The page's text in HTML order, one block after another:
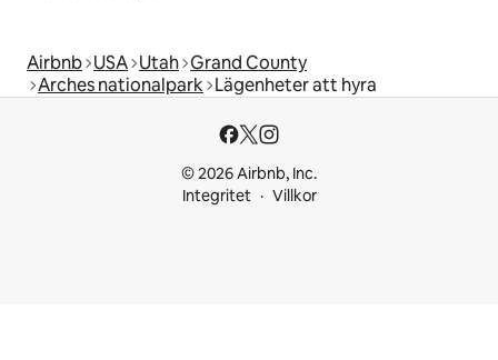
Airbnb USA Utah Grand County
Arches nationalpark Lägenheter att hyra
© 2026 Airbnb, Inc.
Integritet
Villkor